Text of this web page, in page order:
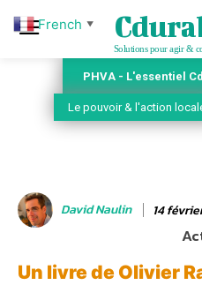
Solutions pour agir &
PHVA - L'essentiel
Le pouvoir & l'action
David Naulin 14
Un livre de Olivier
French ▼